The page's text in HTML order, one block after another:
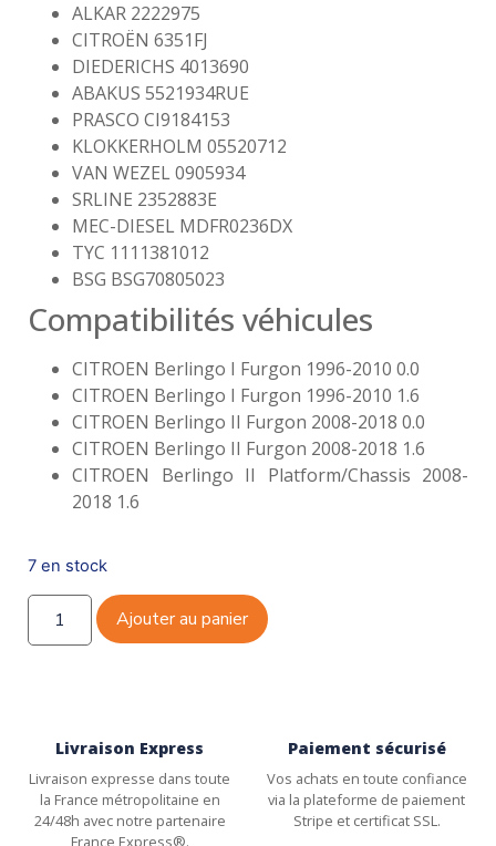
ALKAR 2222975
CITROËN 6351FJ
DIEDERICHS 4013690
ABAKUS 5521934RUE
PRASCO CI9184153
KLOKKERHOLM 05520712
VAN WEZEL 0905934
SRLINE 2352883E
MEC-DIESEL MDFR0236DX
TYC 1111381012
BSG BSG70805023
Compatibilités véhicules
CITROEN Berlingo I Furgon 1996-2010 0.0
CITROEN Berlingo I Furgon 1996-2010 1.6
CITROEN Berlingo II Furgon 2008-2018 0.0
CITROEN Berlingo II Furgon 2008-2018 1.6
CITROEN Berlingo II Platform/Chassis 2008-
2018 1.6
7 en stock
Ajouter au panier
Livraison Express
Livraison expresse dans toute
la France métropolitaine en
24/48h avec notre partenaire
France Express®.
Paiement sécurisé
Vos achats en toute confiance
via la plateforme de paiement
Stripe et certificat SSL.